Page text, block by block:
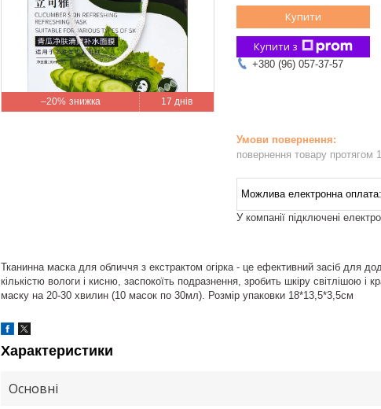
–20% 17 днів
Купити
Купити з
+380 (96) 057-37-57
повернення товару протягом
У компанії підключені
Тканинна маска для обличчя з екстрактом огірка - це ефективний засіб для
кількістю вологи і кисню, заспокоїть подразнення, зробить шкіру світлішою
маску на 20-30 хвилин (10 масок по 30мл). Розмір упаковки 18*13,5*3,5см
Характеристики
Основні